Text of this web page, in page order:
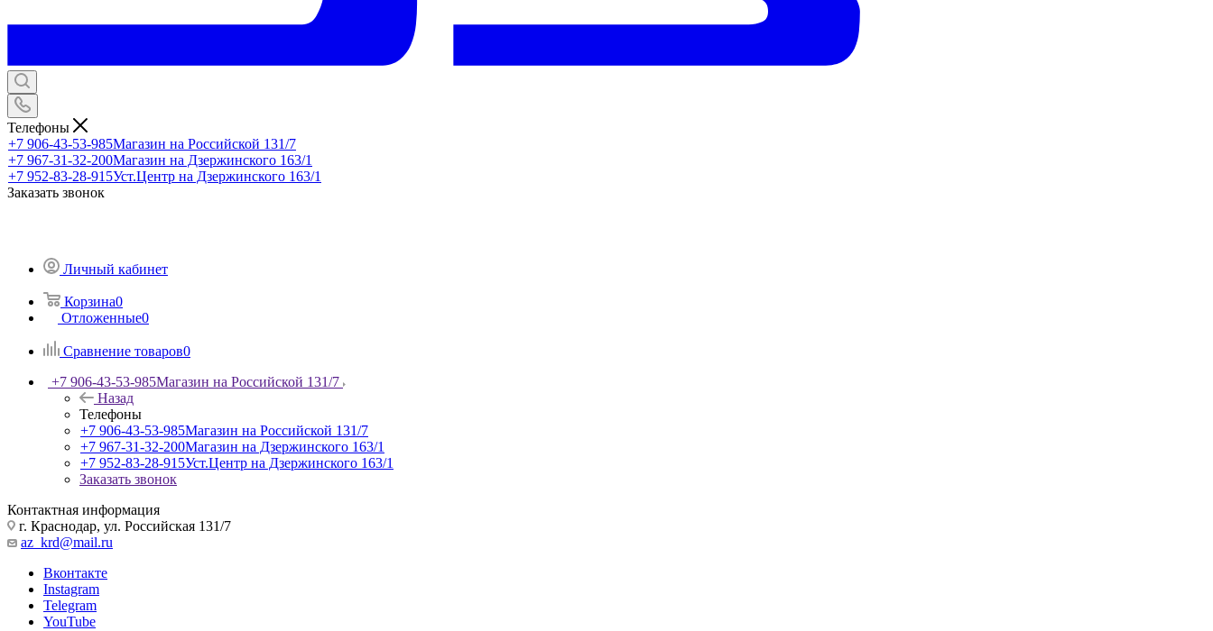
Телефоны
+7 906-43-53-985Магазин на Российской 131/7
+7 967-31-32-200Магазин на Дзержинского 163/1
+7 952-83-28-915Уст.Центр на Дзержинского 163/1
Заказать звонок
Личный кабинет
Корзина0
Отложенные0
Сравнение товаров0
+7 906-43-53-985Магазин на Российской 131/7
Назад
Телефоны
+7 906-43-53-985Магазин на Российской 131/7
+7 967-31-32-200Магазин на Дзержинского 163/1
+7 952-83-28-915Уст.Центр на Дзержинского 163/1
Заказать звонок
Контактная информация
г. Краснодар, ул. Российская 131/7
az_krd@mail.ru
Вконтакте
Instagram
Telegram
YouTube